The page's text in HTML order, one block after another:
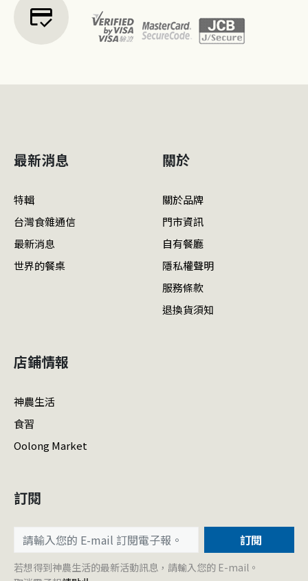
credit_score
最新消息
特輯
台灣食雜通信
最新消息
世界的餐桌
關於
關於品牌
門市資訊
自有餐廳
隱私權聲明
服務條款
退換貨須知
店鋪情報
神農生活
食習
Oolong Market
訂閱
訂閱
若想得到神農生活的最新活動訊息，請輸入您的 E-mail。